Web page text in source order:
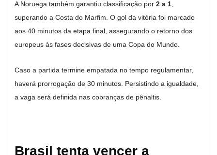
A Noruega também garantiu classificação por 2 a 1
superando a Costa do Marfim. O gol da vitória foi marcado
aos 40 minutos da etapa final, assegurando o retorno dos
europeus às fases decisivas de uma Copa do Mundo.
Caso a partida termine empatada no tempo regulamentar,
haverá prorrogação de 30 minutos. Persistindo a igualdade,
a vaga será definida nas cobranças de pênaltis.
Brasil tenta vencer a